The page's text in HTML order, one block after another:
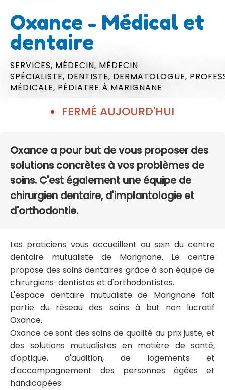
Oxance - Médical et
dentaire
SERVICES, MÉDECIN, MÉDECIN
SPÉCIALISTE, DENTISTE, DERMATOLOGUE,
MÉDICALE, PÉDIATRE À MARIGNANE
FERMÉ AUJOURD'HUI
Oxance a pour but de vous proposer des
solutions concrètes à vos problèmes de
soins. C'est également une équipe de
chirurgien dentaire, d'implantologie et
d'orthodontie.
Les praticiens vous accueillent au sein du centre
dentaire mutualiste de Marignane. Le centre
propose des soins dentaires grâce à son équipe de
chirurgiens-dentistes et d'orthodontistes.
L'espace dentaire mutualiste de Marignane fait
partie du réseau des soins à but non lucratif
Oxance.
Oxance ce sont des soins de qualité au prix juste, et
des solutions mutualistes en matière de santé,
d'optique, d'audition, de logements et
d'accompagnement des personnes âgées et
handicapées.